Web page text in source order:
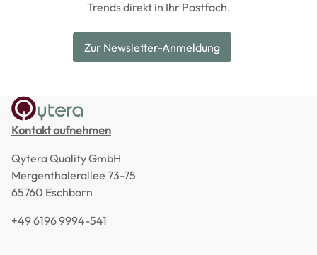
Trends direkt in Ihr Postfach.
Zur Newsletter-Anmeldung
Kontakt aufnehmen
Qytera Quality GmbH
Mergenthalerallee 73-75
65760 Eschborn
+49 6196 9994-541